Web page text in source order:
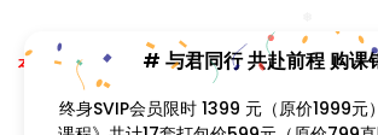
Copyright © 2023 找课程网
- All rights
本站支持课程资源互换，优质课程资源互换请联系微信
闽ICP备2022077749号
# 与君同行 共赴前程 购课
终身SVIP会员限时 1399 元（原价1999元
课程》共计17套打包价599元（原价799